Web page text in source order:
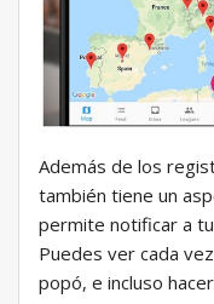
Además de los
también tiene un
permite notificar a
Puedes ver cada
popó, e incluso